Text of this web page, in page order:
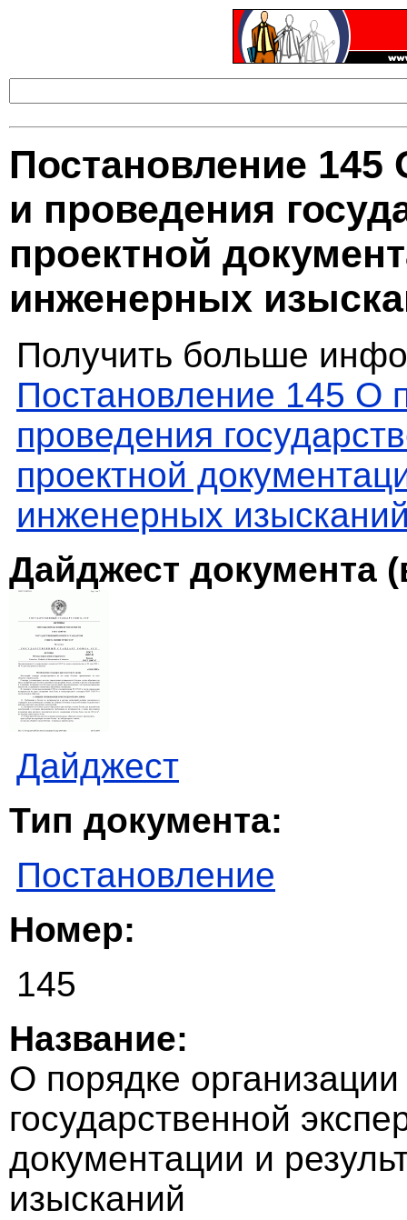
Постановление 145
и проведения
проектной
инженерных
Получить больше
Постановление 145 О
проведения
проектной
инженерных
Дайджест документа
Дайджест
Тип документа:
Постановление
Номер:
145
Название:
О порядке
государственной
документации и
изысканий